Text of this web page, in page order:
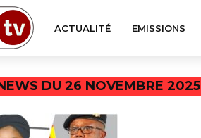
ACTUALITÉ EMISSIONS
DU 26 NOVEMBRE 2025